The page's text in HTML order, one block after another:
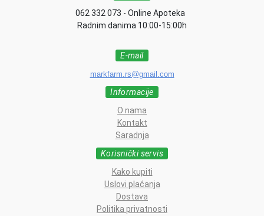
062 332 073 - Online Apoteka
Radnim danima 10:00-15:00h
E-mail
markfarm.rs@gmail.com
Informacije
O nama
Kontakt
Saradnja
Korisnički servis
Kako kupiti
Uslovi plaćanja
Dostava
Politika privatnosti